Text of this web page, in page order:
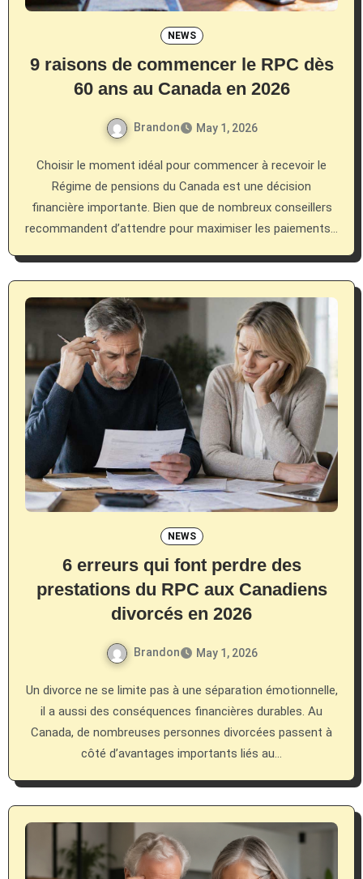
NEWS
9 raisons de commencer le RPC dès
60 ans au Canada en 2026
Brandon May 1, 2026
Choisir le moment idéal pour commencer à recevoir le
Régime de pensions du Canada est une décision
financière importante. Bien que de nombreux conseillers
recommandent d’attendre pour maximiser les paiements…
NEWS
6 erreurs qui font perdre des
prestations du RPC aux Canadiens
divorcés en 2026
Brandon May 1, 2026
Un divorce ne se limite pas à une séparation émotionnelle,
il a aussi des conséquences financières durables. Au
Canada, de nombreuses personnes divorcées passent à
côté d’avantages importants liés au…